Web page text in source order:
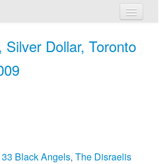
Dollar, Toronto
Black Angels, The Disraelis